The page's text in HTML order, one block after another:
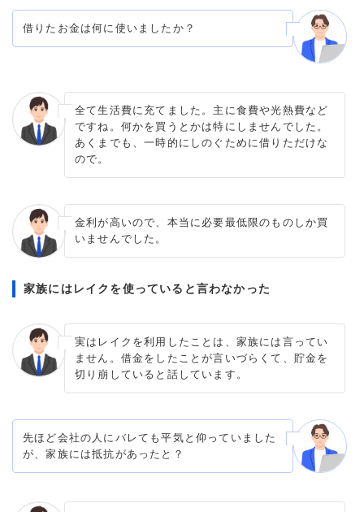
借りたお金は何に使いましたか？
全て生活費に充てました。主に食費や光熱費など
ですね。何かを買うとかは特にしませんでした。
あくまでも、一時的にしのぐために借りただけな
ので。
金利が高いので、本当に必要最低限のものしか買
いませんでした。
家族にはレイクを使っていると言わなかった
実はレイクを利用したことは、家族には言ってい
ません。借金をしたことが言いづらくて、貯金を
切り崩していると話しています。
先ほど会社の人にバレても平気と仰っていました
が、家族には抵抗があったと？